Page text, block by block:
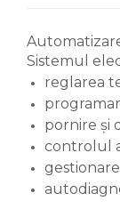
Tevi si
Robineti
Robineti de
apa
Robineti
Robineti
Robineti
Sistemul
reglarea
pornire și
controlul